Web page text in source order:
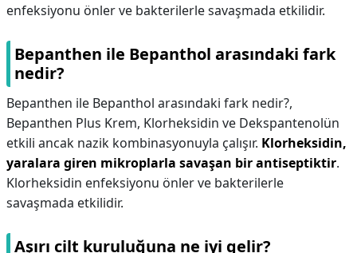
enfeksiyonu önler ve bakterilerle savaşmada etkilidir.
Bepanthen ile Bepanthol arasındaki fark
nedir?
Bepanthen ile Bepanthol arasındaki fark nedir?,
Bepanthen Plus Krem, Klorheksidin ve Dekspantenolün
etkili ancak nazik kombinasyonuyla çalışır. Klorheksidin,
yaralara giren mikroplarla savaşan bir antiseptiktir.
Klorheksidin enfeksiyonu önler ve bakterilerle
savaşmada etkilidir.
Aşırı cilt kuruluğuna ne iyi gelir?